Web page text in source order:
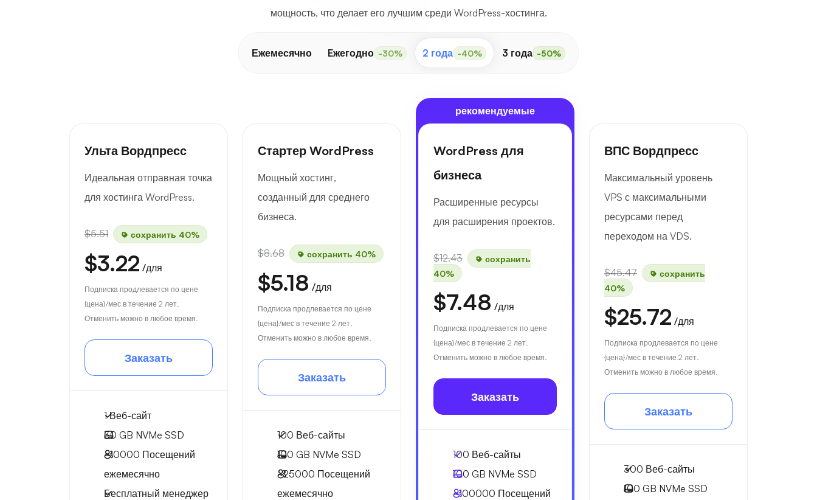
мощность, что делает его лучшим среди WordPress-хостинга.
Ежемесячно Eжегодно -30% 2 года -40% 3 года -50%
Ульта Вордпресс
Идеальная отправная точка
для хостинга WordPress.
$5.51 сохранить 40%
$3.22 /для
Подписка продлевается по цене
{цена}/мес в течение 2 лет.
Отменить можно в любое время.
Заказать
1 Веб-сайт
30 GB NVMe SSD
~10000 Посещений
ежемесячно
Бесплатный менеджер
Стартер WordPress
Мощный хостинг,
созданный для среднего
бизнеса.
$8.68 сохранить 40%
$5.18 /для
Подписка продлевается по цене
{цена}/мес в течение 2 лет.
Отменить можно в любое время.
Заказать
100 Веб-сайты
100 GB NVMe SSD
~25000 Посещений
ежемесячно
рекомендуемые
WordPress для
бизнеса
Расширенные ресурсы
для расширения проектов.
$12.43
сохранить
40%
$7.48 /для
Подписка продлевается по цене
{цена}/мес в течение 2 лет.
Отменить можно в любое время.
Заказать
100 Веб-сайты
100 GB NVMe SSD
~100000 Посещений
ВПС Вордпресс
Максимальный уровень
VPS с максимальными
ресурсами перед
переходом на VDS.
$45.47
сохранить
40%
$25.72 /для
Подписка продлевается по цене
{цена}/мес в течение 2 лет.
Отменить можно в любое время.
Заказать
300 Веб-сайты
100 GB NVMe SSD